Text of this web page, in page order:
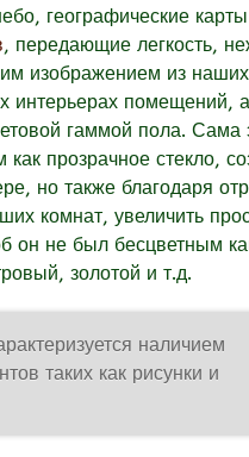
географические
, передающие легкость,
изображением из наших
интерьерах помещений,
гаммой пола. Сама
прозрачное стекло,
но также благодаря
комнат, увеличить
он не был бесцветным
золотой и т.д.
наличием
таких как рисунки и